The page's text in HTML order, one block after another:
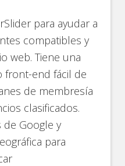
para ayudar a
compatibles y
web. Tiene una
front-end fácil de
de membresía
clasificados.
de Google y
para